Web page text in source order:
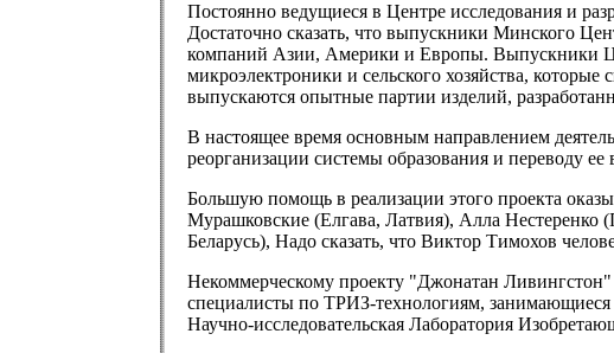
Постоянно ведущиеся в Центре исследования и
Достаточно сказать, что выпускники Минского
компаний Азии, Америки и Европы. Выпускники
микроэлектроники и сельского хозяйства,
выпускаются опытные партии изделий,
В настоящее время основным направлением
реорганизации системы образования и переводу ее
Большую помощь в реализации этого проекта
Мурашковские (Елгава, Латвия), Алла
Беларусь), Надо сказать, что Виктор Тимохов
Некоммерческому проекту "Джонатан Ливингстон"
специалисты по ТРИЗ-технологиям, занимающиеся
Научно-исследовательская Лаборатория